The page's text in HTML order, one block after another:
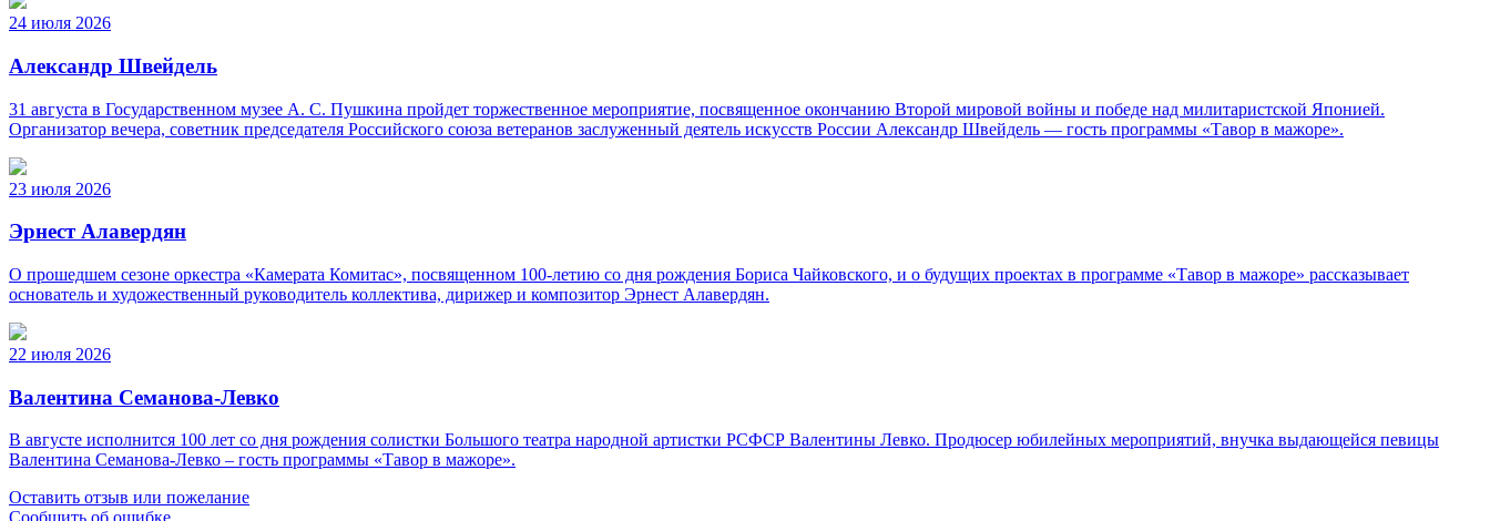
24 июля 2026
Александр Швейдель
31 августа в Государственном музее А. С. Пушкина пройдет торжественное мероприятие, посвященное окончанию Второй мировой войны и победе над милитаристской Японией.
Организатор вечера, советник председателя Российского союза ветеранов заслуженный деятель искусств России Александр Швейдель — гость программы «Тавор в мажоре».
23 июля 2026
Эрнест Алавердян
О прошедшем сезоне оркестра «Камерата Комитас», посвященном 100-летию со дня рождения Бориса Чайковского, и о будущих проектах в программе «Тавор в мажоре» рассказывает
основатель и художественный руководитель коллектива, дирижер и композитор Эрнест Алавердян.
22 июля 2026
Валентина Семанова-Левко
В августе исполнится 100 лет со дня рождения солистки Большого театра народной артистки РСФСР Валентины Левко. Продюсер юбилейных мероприятий, внучка выдающейся певицы
Валентина Семанова-Левко – гость программы «Тавор в мажоре».
Оставить отзыв или пожелание